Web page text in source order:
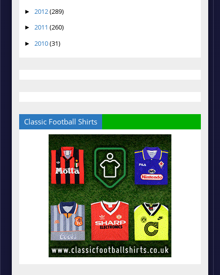
► 2012(289)
► 2011 (260)
► 2010(31)
Classic Football Shirts